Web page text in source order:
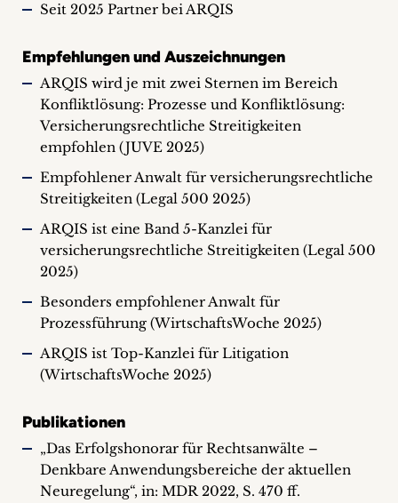
Seit 2025 Partner bei ARQIS
Empfehlungen und Auszeichnungen
ARQIS wird je mit zwei Sternen im Bereich
Konfliktlösung: Prozesse und Konfliktlösung:
Versicherungsrechtliche Streitigkeiten
empfohlen (JUVE 2025)
Empfohlener Anwalt für versicherungsrechtliche
Streitigkeiten (Legal 500 2025)
ARQIS ist eine Band 5-Kanzlei für
versicherungsrechtliche Streitigkeiten (Legal 500
2025)
Besonders empfohlener Anwalt für
Prozessführung (WirtschaftsWoche 2025)
ARQIS ist Top-Kanzlei für Litigation
(WirtschaftsWoche 2025)
Publikationen
„Das Erfolgshonorar für Rechtsanwälte –
Denkbare Anwendungsbereiche der aktuellen
Neuregelung“, in: MDR 2022, S. 470 ff.